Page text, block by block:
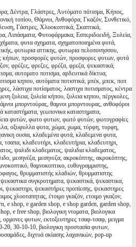
Δέντρα, Γλάστρες, Αυτόματο πότισμα, Κήπος,
τοπίου, Θάμνοι, Ανθοφόρα, Γκαζόν, Συνθετικό,
Γάστρες, Χλοοκοπτικά, Σκαπτικά,
Λιπάσματα, Φυτοφάρμακα, Εσπεριδοειδή, Ξυλεία,
φυτα σχηματα, σχηματοποιημένα φυτά,
φυτωρια αττικης, φυτωρια πελοπονησσου,
κήπων, προσφορές φυτών, προσφορες φυτων, φυτά
φρέζες, φρεζες, φρέζα, φρεζα, ψεκαστικά,
αυτοματο ποτισμα, αρδευτικά δίκτυα,
κηπου, αυτόματα ποτιστικά, μπέκ, μπεκ, ποπ
λάστιχα ποτίσματος, λαστιχα ποτισματος, κέντρα
ξυλεια, ξυλεία κήπου, ξυλεια κηπου, πέργκολες,
μπορντούρας, θαμνοι μπορντουρας, ανθοφόροι
καταστήματα, γεωπονικα καταστηματα,
φυτών, φωτο φυτων, φωτό φυτών, φωτογραφίες
οξυφυλλα φυτα, χώμα, χωμα, τύρφη, τυρφη,
ουσια, κλαδεμένα φυτά, κλαδεμενα φυτα,
τσαπα, κλαδευτήρι, κλαδευτήρια, κλαδευτηρι,
ψαλιδι κλαδεματος, ψαλιδια κλαδεματος,
μεσηνέζα, μεσηνεζα, ακροκόπτης, ακροκόπτης,
θαμνοκοπτικο, ευθυγραμμιστης,
θρυμματιστής κλαδιών, θρυμματιστης
συγκροτηματα, ψεκαστικά, ψεκαστικα,
ψεκαστηρι, ψεκαστήρες προπίεσης, ψεκαστηρες
χλοοταπητας, έτοιμο γκαζόν, ετοιμο γκαζον,
e shop, e garden shop, e shop garden, garden shop,
e free shop, βιολογικη ντοματα, βιολογικα
φυτων, εκτοξευτηρες τσαφ-τσαφ, μειγμα
20, 30-10-10, βιολογικη προστασία φυτων,
διχτυά σκίασης λαχανικών, pop-up